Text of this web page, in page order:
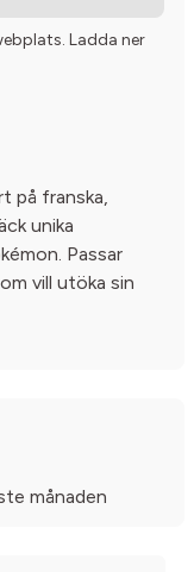
Ladda ner
på franska,
unika
Passar
vill utöka sin
månaden